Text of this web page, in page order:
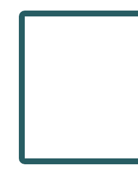
هر اندازه ضروری است. با